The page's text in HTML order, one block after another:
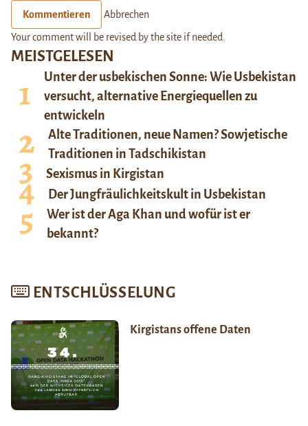
MEISTGELESEN
Unter der usbekischen Sonne: Wie Usbekistan
versucht, alternative Energiequellen zu
entwickeln
Alte Traditionen, neue Namen? Sowjetische
Traditionen in Tadschikistan
Sexismus in Kirgistan
Der Jungfräulichkeitskult in Usbekistan
Wer ist der Aga Khan und wofür ist er
bekannt?
ENTSCHLÜSSELUNG
Kirgistans offene Daten
Kommentieren Abbrechen
Your comment will be revised by the site if needed.